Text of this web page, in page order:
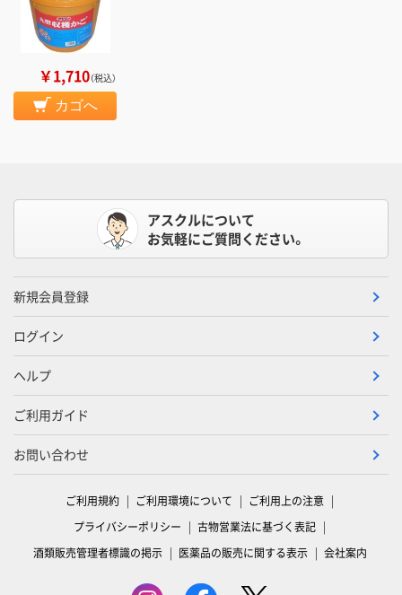
￥1,710（税込）
カゴへ
アスクルについて
お気軽にご質問ください。
新規会員登録
ログイン
ヘルプ
ご利用ガイド
お問い合わせ
ご利用規約 ご利用環境について
ご利用上の注意
プライバシーポリシー
古物営業法に基づく表記
酒類販売管理者標識の掲示
医薬品の販売に関する表示 会社案内